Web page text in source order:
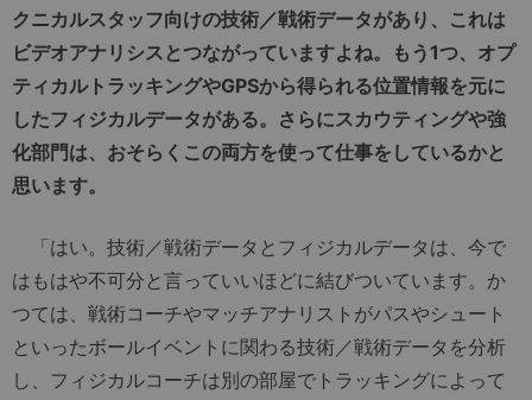
クニカルスタッフ向けの技術／戦術データがあり、これは
ビデオアナリシスとつながっていますよね。もう 1つ、オプ
ティカルトラッキングやGPSから得られる位置情報を元に
したフィジカルデータがある。さらにスカウティングや強
化部門は、おそらくこの両方を使って仕事をしているかと
思います。
「はい。技術／戦術データとフィジカルデータは、今で
はもはや不可分と言っていいほどに結びついています。か
つては、戦術コーチやマッチアナリストがパスやシュート
といったボールイベントに関わる技術／戦術データを分析
し、フィジカルコーチは別の部屋でトラッキングによって